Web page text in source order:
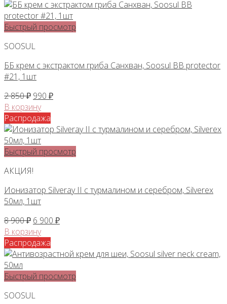
Быстрый просмотр
SOOSUL
ББ крем с экстрактом гриба Санхван, Soosul BB protector
#21, 1шт
2 850₽ Первоначальная
цена
составляла
2
850 ₽.
990 ₽Текущая
В корзину
Распродажа
Быстрый просмотр
АКЦИЯ!
Ионизатор Silveray II с турмалином и серебром, Silverex
50мл, 1шт
8 900₽ Первоначальная
цена
составляла
8
6 900 ₽Текущая
900 ₽.
В корзину
Распродажа
Быстрый просмотр
SOOSUL